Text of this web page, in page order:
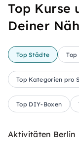
Top Kurse
Deiner
Top Städte
Top Kategorien pro
Top DIY-Boxen
Aktivitäten Berlin